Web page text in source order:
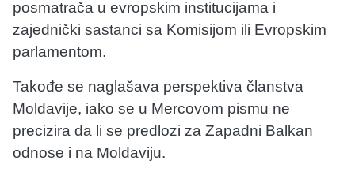
posmatrača u evropskim institucijama i
zajednički sastanci sa Komisijom ili Evropskim
parlamentom.
Takođe se naglašava perspektiva članstva
Moldavije, iako se u Mercovom pismu ne
precizira da li se predlozi za Zapadni Balkan
odnose i na Moldaviju.